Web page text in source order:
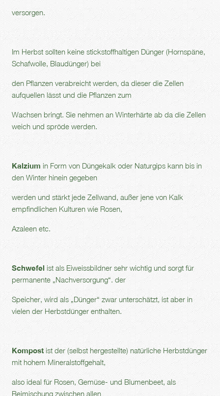
versorgen.
Im Herbst sollten keine stickstoffhaltigen Dünger (Hornspäne,
Schafwolle, Blaudünger) bei
den Pflanzen verabreicht werden, da dieser die Zellen
aufquellen lässt und die Pflanzen zum
Wachsen bringt. Sie nehmen an Winterhärte ab da die Zellen
weich und spröde werden.
Kalzium in Form von Düngekalk oder Naturgips kann bis in
den Winter hinein gegeben
werden und stärkt jede Zellwand, außer jene von Kalk
empfindlichen Kulturen wie Rosen,
Azaleen etc.
Schwefel ist als Eiweissbildner sehr wichtig und sorgt für
permanente „Nachversorgung“. der
Speicher, wird als „Dünger“ zwar unterschätzt, ist aber in
vielen der Herbstdünger enthalten.
Kompost ist der (selbst hergestellte) natürliche Herbstdünger
mit hohem Mineralstoffgehalt,
also ideal für Rosen, Gemüse- und Blumenbeet, als
Beimischung zwischen allen